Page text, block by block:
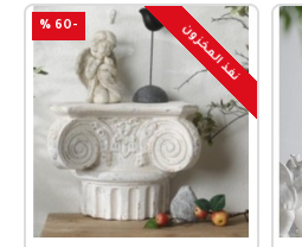
-60 % نفذ المخزون